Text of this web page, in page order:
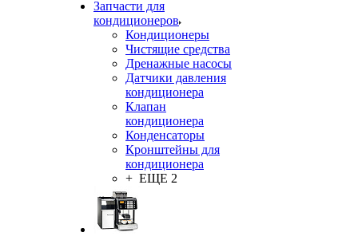
Запчасти для
кондиционеров
Кондиционеры
Чистящие средства
Дренажные насосы
Датчики давления
кондиционера
Клапан
кондиционера
Конденсаторы
Кронштейны для
кондиционера
+ ЕЩЕ 2